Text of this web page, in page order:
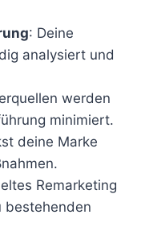
: Deine
analysiert und
werden
minimiert.
deine Marke
Remarketing
bestehenden